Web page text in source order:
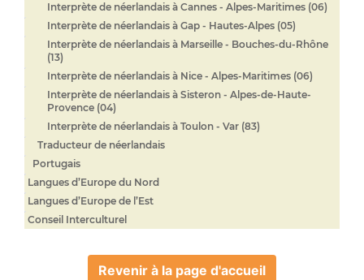
Interprète de néerlandais à Cannes - Alpes-Maritimes (06)
Interprète de néerlandais à Gap - Hautes-Alpes (05)
Interprète de néerlandais à Marseille - Bouches-du-Rhône
(13)
Interprète de néerlandais à Nice - Alpes-Maritimes (06)
Interprète de néerlandais à Sisteron - Alpes-de-Haute-
Provence (04)
Interprète de néerlandais à Toulon - Var (83)
Traducteur de néerlandais
Portugais
Langues d’Europe du Nord
Langues d’Europe de l’Est
Conseil Interculturel
Revenir à la page d'accueil